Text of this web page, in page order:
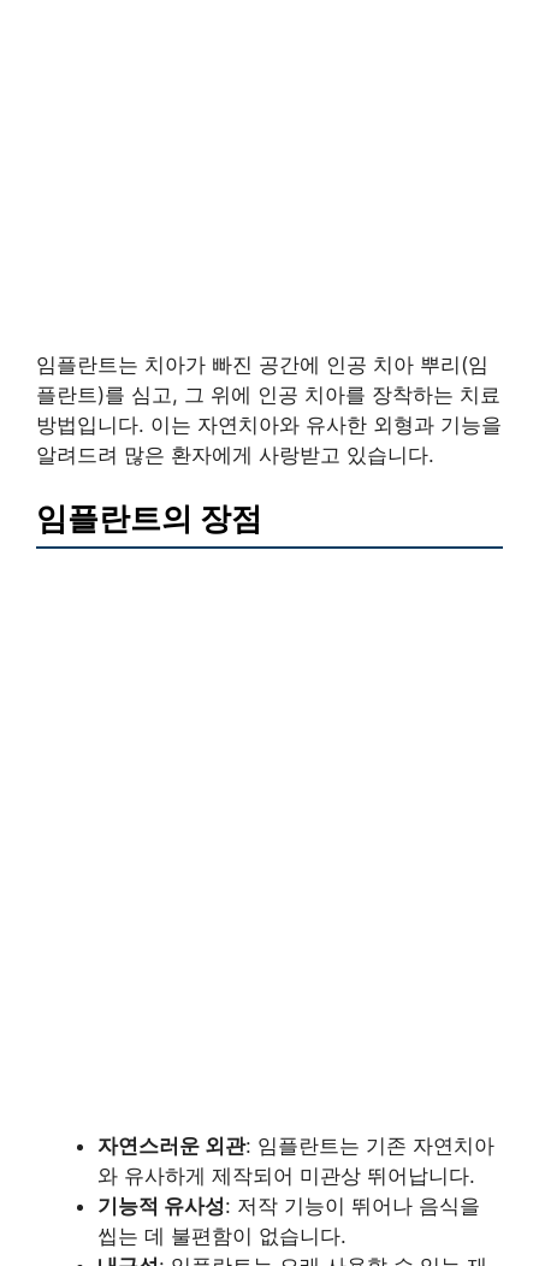
임플란트는 치아가 빠진 공간에 인공 치아 뿌리(임
플란트)를 심고, 그 위에 인공 치아를 장착하는 치료
방법입니다. 이는 자연치아와 유사한 외형과 기능을
알려드려 많은 환자에게 사랑받고 있습니다.
임플란트의 장점
자연스러운 외관: 임플란트는 기존 자연치아
와 유사하게 제작되어 미관상 뛰어납니다.
기능적 유사성: 저작 기능이 뛰어나 음식을
씹는 데 불편함이 없습니다.